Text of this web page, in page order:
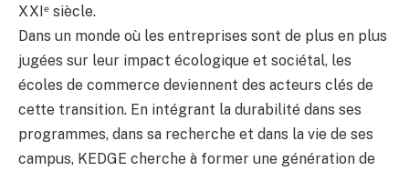
XXIᵉ siècle.
Dans un monde où les entreprises sont de plus en plus
jugées sur leur impact écologique et sociétal, les
écoles de commerce deviennent des acteurs clés de
cette transition. En intégrant la durabilité dans ses
programmes, dans sa recherche et dans la vie de ses
campus, KEDGE cherche à former une génération de